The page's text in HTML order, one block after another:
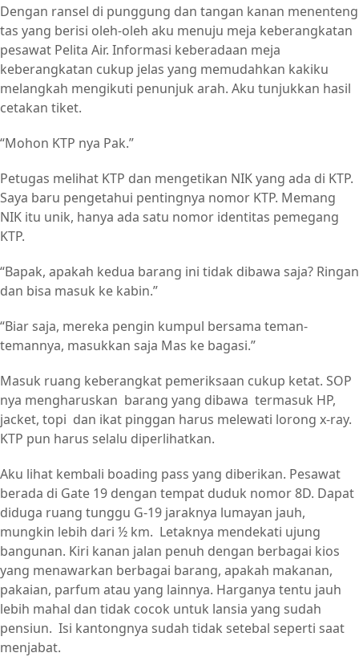
Dengan ransel di punggung dan tangan kanan menenteng
tas yang berisi oleh-oleh aku menuju meja keberangkatan
pesawat Pelita Air. Informasi keberadaan meja
keberangkatan cukup jelas yang memudahkan kakiku
melangkah mengikuti penunjuk arah. Aku tunjukkan hasil
cetakan tiket.
“Mohon KTP nya Pak.”
Petugas melihat KTP dan mengetikan NIK yang ada di KTP.
Saya baru pengetahui pentingnya nomor KTP. Memang
NIK itu unik, hanya ada satu nomor identitas pemegang
KTP.
“Bapak, apakah kedua barang ini tidak dibawa saja? Ringan
dan bisa masuk ke kabin.”
“Biar saja, mereka pengin kumpul bersama teman-
temannya, masukkan saja Mas ke bagasi.”
Masuk ruang keberangkat pemeriksaan cukup ketat. SOP
nya mengharuskan barang yang dibawa termasuk HP,
jacket, topi dan ikat pinggan harus melewati lorong x-ray.
KTP pun harus selalu diperlihatkan.
Aku lihat kembali boading pass yang diberikan. Pesawat
berada di Gate 19 dengan tempat duduk nomor 8D. Dapat
diduga ruang tunggu G-19 jaraknya lumayan jauh,
mungkin lebih dari ½ km. Letaknya mendekati ujung
bangunan. Kiri kanan jalan penuh dengan berbagai kios
yang menawarkan berbagai barang, apakah makanan,
pakaian, parfum atau yang lainnya. Harganya tentu jauh
lebih mahal dan tidak cocok untuk lansia yang sudah
pensiun. Isi kantongnya sudah tidak setebal seperti saat
menjabat.